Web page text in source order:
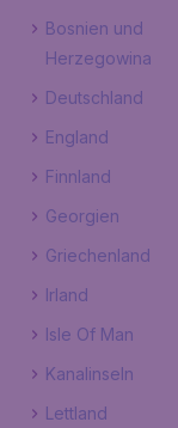
Bosnien und
Herzegowina
Deutschland
England
Finnland
Georgien
Griechenland
Irland
Isle Of Man
Kanalinseln
Lettland